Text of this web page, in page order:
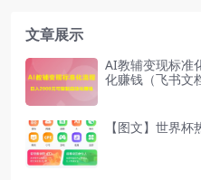
文章展示
AI教辅变现标准
化赚钱（飞书文
【图文】世界